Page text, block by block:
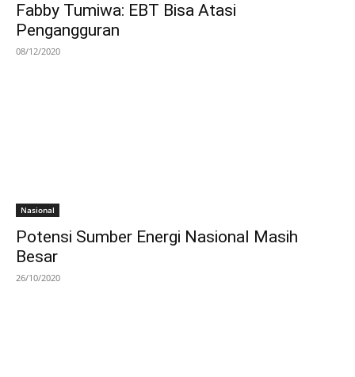
Fabby Tumiwa: EBT Bisa Atasi
Pengangguran
08/12/2020
Nasional
Potensi Sumber Energi Nasional Masih
Besar
26/10/2020